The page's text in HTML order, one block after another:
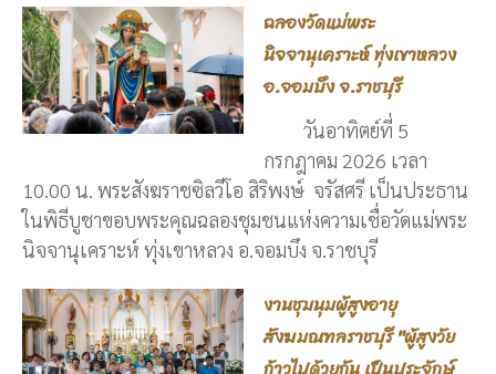
ฉลองวัดแม่พระ
นิจจานุเคราะห์ ทุ่งเขาหลวง
อ.จอมบึง จ.ราชบุรี
วันอาทิตย์ที่ 5
กรกฎาคม 2026 เวลา
10.00 น. พระสังฆราชซิลวีโอ สิริพงษ์ จรัสศรี เป็นประธาน
ในพิธีบูชาขอบพระคุณฉลองชุมชนแห่งความเชื่อวัดแม่พระ
นิจจานุเคราะห์ ทุ่งเขาหลวง อ.จอมบึง จ.ราชบุรี
งานชุมนุมผู้สูงอายุ
สังฆมณฑลราชบุรี "ผู้สูงวัย